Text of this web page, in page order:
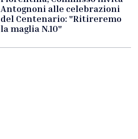
Antognoni alle celebrazioni
del Centenario: "Ritireremo
la maglia N.10"